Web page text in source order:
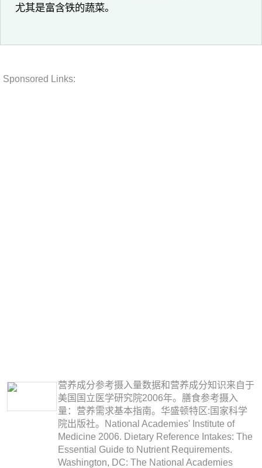
尤其是富含铁的蔬菜。
Sponsored Links:
营养成分参考摄入量数据和营养成分知识来自于
美国国立医学研究院2006年。膳食参考摄入
量：营养需求基本指南。华盛顿特区:国家科学
院出版社。National Academies' Institute of
Medicine 2006. Dietary Reference Intakes: The
Essential Guide to Nutrient Requirements.
Washington, DC: The National Academies